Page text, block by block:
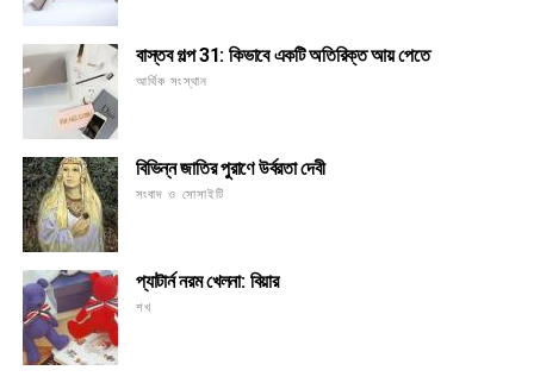
বাস্তব গল্প 31: কিভাবে একটি অতিরিক্ত আয় পেতে
আর্থিক সংস্থান
বিভিন্ন জাতির পুরাণে উর্বরতা দেবী
সংবাদ ও সোসাইটি
প্যাটার্ন নরম খেলনা: বিয়ার
শখ